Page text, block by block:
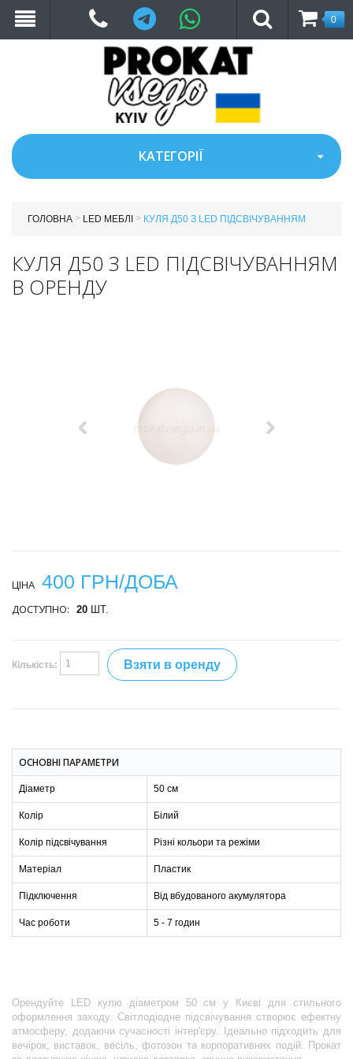
Telegram
0
КАТЕГОРІЇ
ГОЛОВНА > LED МЕБЛІ > КУЛЯ Д50 З LED ПІДСВІЧУВАННЯМ
КУЛЯ Д50 З LED ПІДСВІЧУВАННЯМ
В ОРЕНДУ
ЦІНА 400 ГРН/ДОБА
ДОСТУПНО: 20 ШТ.
Кількість: Взяти в оренду
ОСНОВНІ ПАРАМЕТРИ
Діаметр 50 см
Колір Білий
Колір підсвічування Різні кольори та режіми
Матеріал Пластик
Підключення Від вбудованого акумулятора
Час роботи 5 - 7 годин
Орендуйте LED кулю діаметром 50 см у Києві для стильного
оформлення заходу. Світлодіодне підсвічування створює ефектну
атмосферу, додаючи сучасності інтер'єру. Ідеально підходить для
вечірок, виставок, весіль, фотозон та корпоративних подій. Прокат